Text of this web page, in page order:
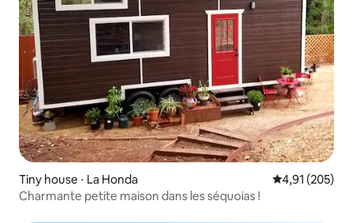
Tiny house ⋅ La Honda Évaluation
4,91 (205)
Charmante petite maison dans les séquoias !